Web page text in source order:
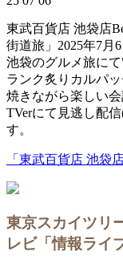
東武百貨店 池袋店
街道旅」2025年7月
池袋のグルメ旅に
ランク炙りカルパ
焼きながら楽しい
TVerにて見逃し配
す。
「東武百貨店 池袋
東京スカイツリ
レビ「情報ライ